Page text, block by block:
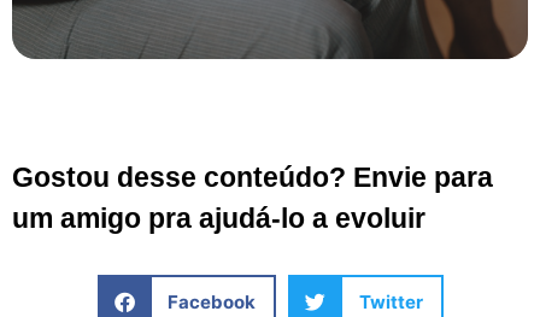
Gostou desse conteúdo? Envie para
um amigo pra ajudá-lo a evoluir
Facebook Twitter